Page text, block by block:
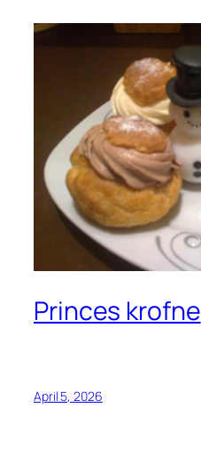
Princes krofne
April 5, 2026